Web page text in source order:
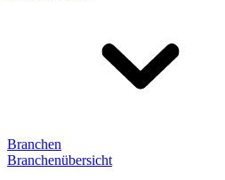
Branchen
Branchenübersicht